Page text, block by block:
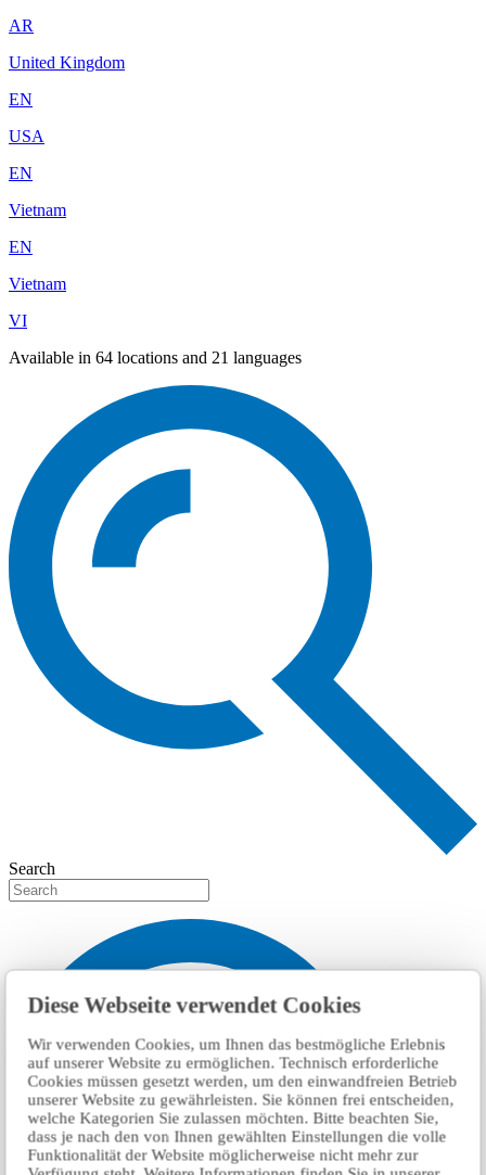
Diese Webseite verwendet Cookies
Wir verwenden Cookies, um Ihnen das bestmögliche Erlebnis
auf unserer Website zu ermöglichen. Technisch erforderliche
Cookies müssen gesetzt werden, um den einwandfreien Betrieb
unserer Website zu gewährleisten. Sie können frei entscheiden,
welche Kategorien Sie zulassen möchten. Bitte beachten Sie,
dass je nach den von Ihnen gewählten Einstellungen die volle
Funktionalität der Website möglicherweise nicht mehr zur
AR
United Kingdom
EN
USA
EN
Vietnam
EN
Vietnam
VI
Available in 64 locations and 21 languages
Search